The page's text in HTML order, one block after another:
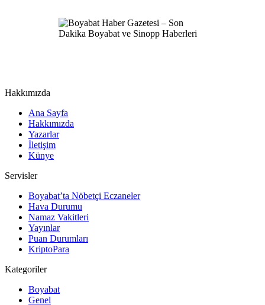
Hakkımızda
Ana Sayfa
Hakkımızda
Yazarlar
İletişim
Künye
Servisler
Boyabat’ta Nöbetçi Eczaneler
Hava Durumu
Namaz Vakitleri
Yayınlar
Puan Durumları
KriptoPara
Kategoriler
Boyabat
Genel